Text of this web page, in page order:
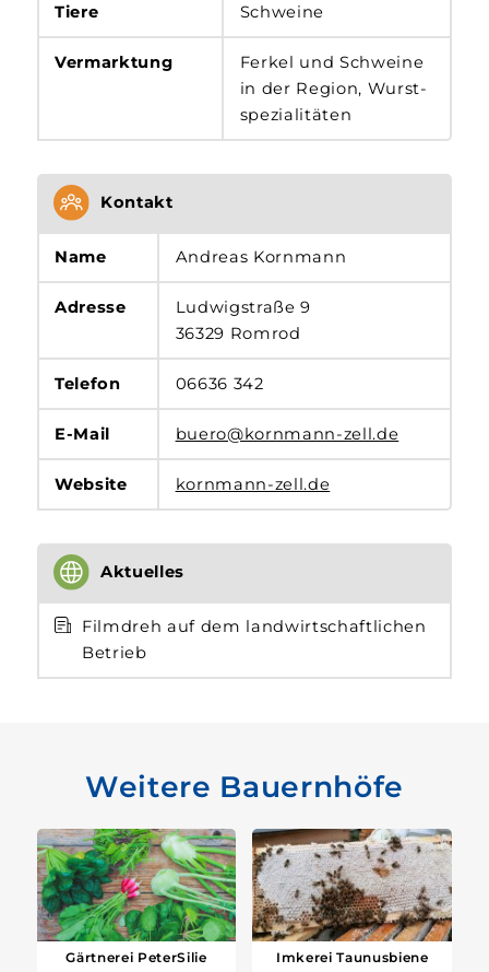
Tiere Schweine
Vermarktung
Ferkel und Schweine
in der Region, Wurst­­
spezialitäten
Kontakt
Name Andreas Kornmann
Adresse
Ludwigstraße 9
36329 Romrod
Telefon 06636 342
E-Mail buero@kornmann-zell.de
Website kornmann-zell.de
Aktuelles
Filmdreh auf dem landwirtschaftlichen
Betrieb
Weitere Bauernhöfe
Gärtnerei PeterSilie Imkerei Taunusbiene